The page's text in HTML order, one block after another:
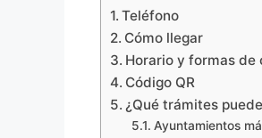
Teléfono
Cómo llegar
Horario y formas de
Código QR
¿Qué trámites
Ayuntamientos